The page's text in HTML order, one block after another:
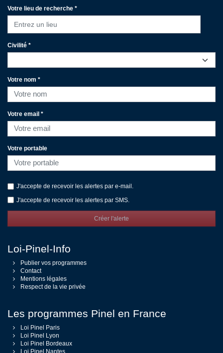
Votre lieu de recherche *
Entrez un lieu
Civilité *
Votre nom *
Votre email *
Votre portable
J'accepte de recevoir les alertes par e-mail.
J'accepte de recevoir les alertes par SMS.
Créer l'alerte
Loi-Pinel-Info
Publier vos programmes
Contact
Mentions légales
Respect de la vie privée
Les programmes Pinel en France
Loi Pinel Paris
Loi Pinel Lyon
Loi Pinel Bordeaux
Loi Pinel Nantes